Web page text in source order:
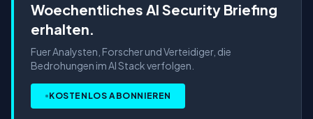
Woechentliches AI Security Briefing
erhalten.
Fuer Analysten, Forscher und Verteidiger, die
Bedrohungen im AI Stack verfolgen.
KOSTENLOS ABONNIEREN